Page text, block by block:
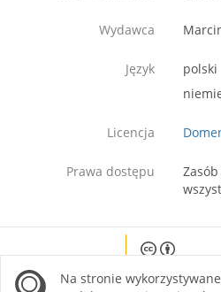
Wydawca
Język
polski
Licencja
Prawa dostępu
site is licensed
Na stronie